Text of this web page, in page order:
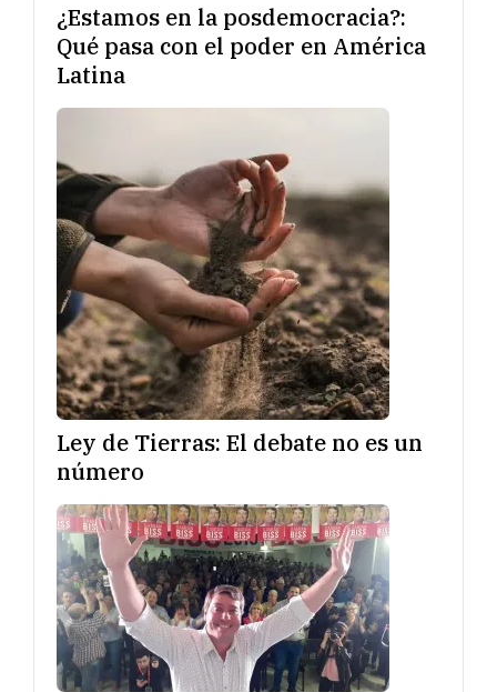
¿Estamos en la posdemocracia?:
Qué pasa con el poder en América
Latina
Ley de Tierras: El debate no es un
número